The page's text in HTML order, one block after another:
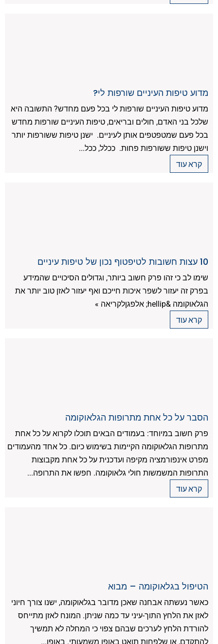
מדוע טיפות העיניים שורפות לי?
מדוע טיפות העיניים שורפות לי בכל פעם מחדש? התשובה היא
שלכל בני האדם, חולים ובריאים, טיפות העיניים שורפות מחדש
בכל פעם שמטפטפים אותן לעיניים. ישנן טיפות ששורפות יותר
וישנן טיפות ששורפות פחות. ככלל, ככל...
קרא עוד
10 עצות חשובות לטיפטוף נכון של טיפות עיניים
שימו לב כי זהו פרק חשוב ביותר, וגדולים הסיכויים שהמידע
בפרק זה יעזור לשפר איכות חייכם ואף יעזור לאזן טוב יותר את
הגלאוקומה &hellip; אלפגןלקריאה »
קרא עוד
הסבר על כל אחת מתרופות הגלאוקומה
פרק חשוב במיוחד: בעמודים הבאים תוכלו לקרוא על כל אחת
מתרופות הגלאוקומה הקיימות בשימוש כיום. כל אחד מהעמודים
מפרט אינפורמציה מקיפה ועדכנית על כל אחת מקבוצות
התרופות המשמשות חולי גלאוקומה. חפשו את התרופה...
קרא עוד
הטיפול בגלאוקומה – מבוא
כאשר נעשתה אבחנה שאכן מדובר בגלאוקומה, ישנו צורך חיוני
לאזן את הלחץ התוך-עיני עד כמה שניתן. המונח לאזן מתייחס
להורדת הלחץ לערכים שבהם צפוי כי המחלה לא תמשיך
להתקדם, או שלפחות תואט באופן משמעותי. באופן...